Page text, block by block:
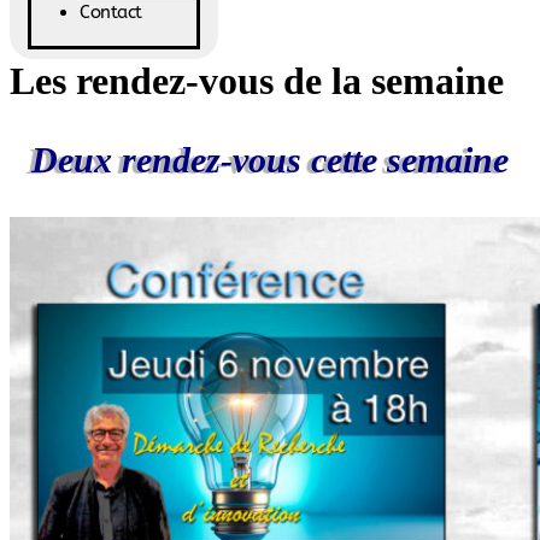
Contact
Les rendez-vous de la semaine
Deux rendez-vous cette semaine